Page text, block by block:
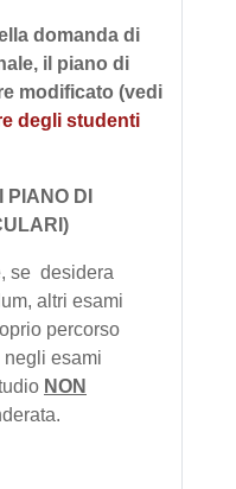
domanda di
il piano di
modificato (vedi
degli studenti
PIANO DI
se desidera
altri esami
percorso
esami
NON